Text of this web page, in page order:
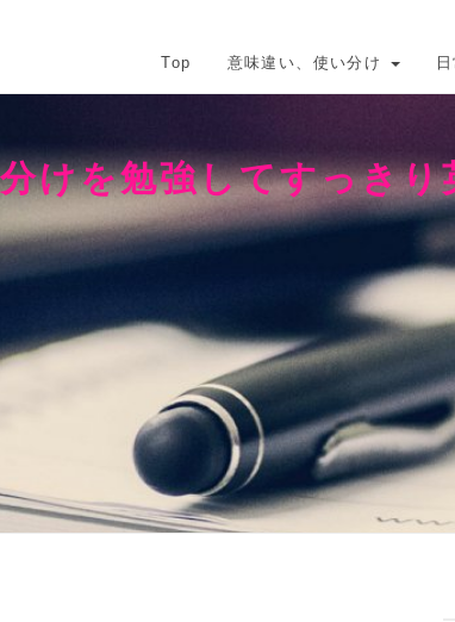
Top 意味違い、使い分け
けを勉強してすっきり